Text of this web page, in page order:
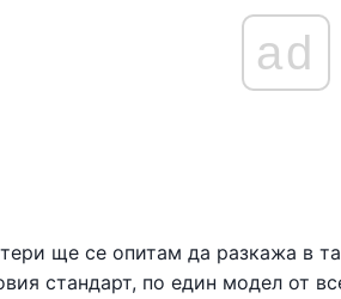
ad
ще се опитам да разкажа в
стандарт, по един модел от